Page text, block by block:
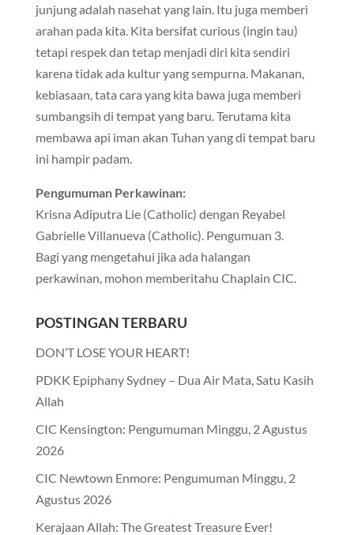
junjung adalah nasehat yang lain. Itu juga memberi
arahan pada kita. Kita bersifat curious (ingin tau)
tetapi respek dan tetap menjadi diri kita sendiri
karena tidak ada kultur yang sempurna. Makanan,
kebiasaan, tata cara yang kita bawa juga memberi
sumbangsih di tempat yang baru. Terutama kita
membawa api iman akan Tuhan yang di tempat baru
ini hampir padam.
Pengumuman Perkawinan:
Krisna Adiputra Lie (Catholic) dengan Reyabel
Gabrielle Villanueva (Catholic). Pengumuan 3.
Bagi yang mengetahui jika ada halangan
perkawinan, mohon memberitahu Chaplain CIC.
POSTINGAN TERBARU
DON’T LOSE YOUR HEART!
PDKK Epiphany Sydney – Dua Air Mata, Satu Kasih
Allah
CIC Kensington: Pengumuman Minggu, 2 Agustus
2026
CIC Newtown Enmore: Pengumuman Minggu, 2
Agustus 2026
Kerajaan Allah: The Greatest Treasure Ever!